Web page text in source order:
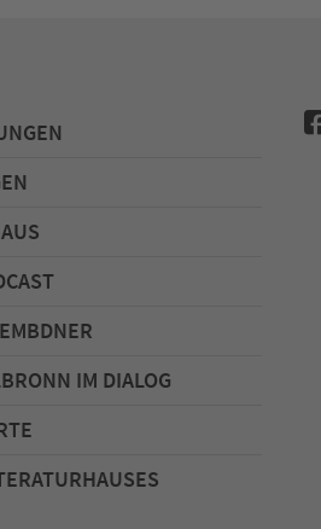
IM DIALOG